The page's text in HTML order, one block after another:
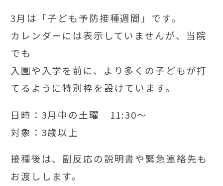
3月は「子ども予防接種週間」です。
カレンダーには表示していませんが、当院
でも
入園や入学を前に、より多くの子どもが打
てるように特別枠を設けています。
日時：3月中の土曜 11:30～
対象：3歳以上
接種後は、副反応の説明書や緊急連絡先も
お渡しします。